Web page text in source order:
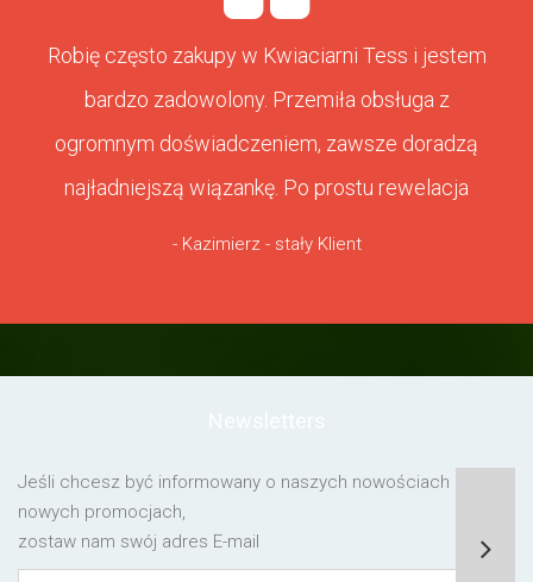
Robię często zakupy w Kwiaciarni Tess i jestem
bardzo zadowolony. Przemiła obsługa z
ogromnym doświadczeniem, zawsze doradzą
najładniejszą wiązankę. Po prostu rewelacja
- Kazimierz - stały Klient
Jeśli chcesz być informowany o naszych nowościach lub o
nowych promocjach,
zostaw nam swój adres E-mail